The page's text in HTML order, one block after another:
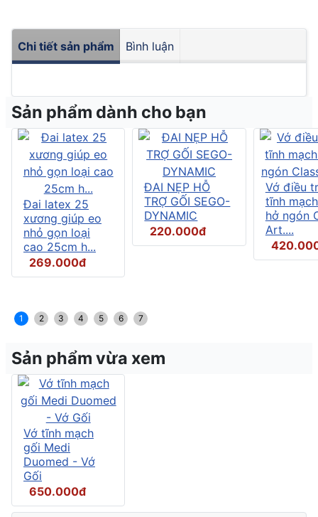
Chi tiết sản phẩm Bình luận
Sản phẩm dành cho bạn
Đai latex 25
xương giúp eo
nhỏ gọn loại
cao 25cm h...
269.000đ
ĐAI NẸP HỖ
TRỢ GỐI SEGO-
DYNAMIC
220.000đ
Vớ điều
tĩnh
hở ngón
Art....
1 2 3 4 5 6 7
Sản phẩm vừa xem
Vớ tĩnh mạch
gối Medi
Duomed - Vớ
Gối
650.000đ